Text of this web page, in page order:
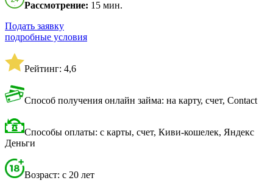
Рассмотрение: 15 мин.
Подать заявку
подробные условия
Рейтинг: 4,6
Способ получения онлайн займа: на карту, счет, Contact
Способы оплаты: с карты, счет, Киви-кошелек, Яндекс
Деньги
Возраст: с 20 лет